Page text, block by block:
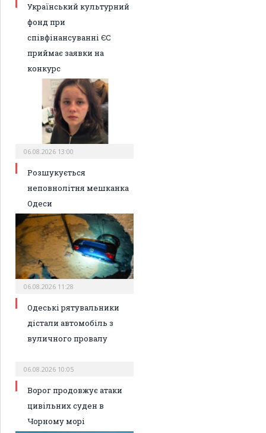
Український культурний
фонд при
співфінансуванні ЄС
приймає заявки на
конкурс
06.08.2026 13:00
Розшукується
неповнолітня мешканка
Одеси
06.08.2026 11:28
Одеські рятувальники
дістали автомобіль з
вуличного провалу
06.08.2026 10:05
Ворог продовжує атаки
цивільних суден в
Чорному морі